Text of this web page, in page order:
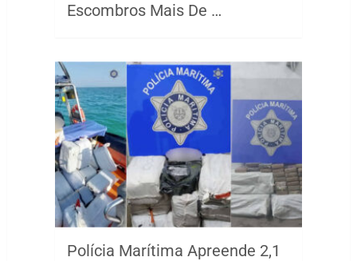
Escombros Mais De …
Polícia Marítima Apreende 2,1